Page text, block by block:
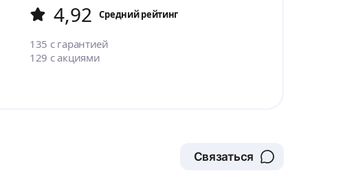
4,92 Cредний рейтинг
135 с гарантией
129 с акциями
Связаться